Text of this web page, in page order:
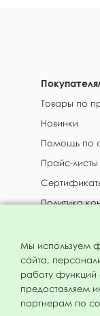
Товары по
Новинки
Помощь по
Прайс-листы
Политика
МФ Поиск ©
Мы используем
сайта,
работу функций
предоставляем
партнерам по